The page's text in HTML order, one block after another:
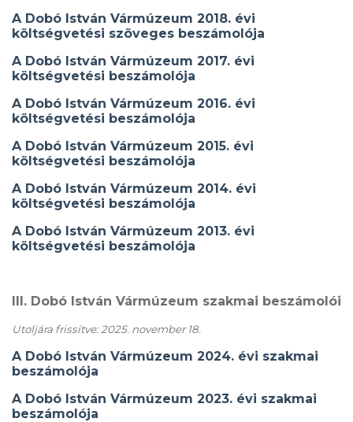
A Dobó István Vármúzeum 2018. évi
költségvetési szöveges beszámolója
A Dobó István Vármúzeum 2017. évi
költségvetési beszámolója
A Dobó István Vármúzeum 2016. évi
költségvetési beszámolója
A Dobó István Vármúzeum 2015. évi
költségvetési beszámolója
A Dobó István Vármúzeum 2014. évi
költségvetési beszámolója
A Dobó István Vármúzeum 2013. évi
költségvetési beszámolója
III. Dobó István Vármúzeum szakmai beszámolói
Utoljára frissítve: 2025. november 18.
A Dobó István Vármúzeum 2024. évi szakmai
beszámolója
A Dobó István Vármúzeum 2023. évi szakmai
beszámolója